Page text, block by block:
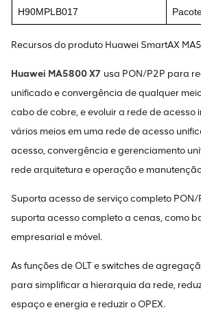
H90MPLB017
Recursos do produto Huawei SmartAX
Huawei MA5800 X7 usa PON/P2P para
unificado e convergência de qualquer
cabo de cobre, e evoluir a rede de acesso
vários meios em uma rede de acesso
acesso, convergência e gerenciamento
rede arquitetura e operação e
Suporta acesso de serviço completo
suporta acesso completo a cenas, como
empresarial e móvel.
As funções de OLT e switches de
para simplificar a hierarquia da rede,
espaço e energia e reduzir o OPEX.